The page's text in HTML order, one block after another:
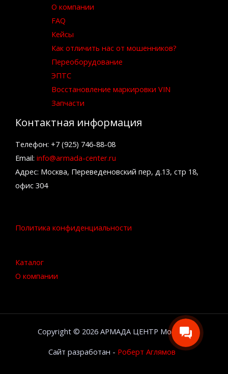
О компании
FAQ
Кейсы
Как отличить нас от мошенников?
Переоборудование
ЭПТС
Восстановление маркировки VIN
Запчасти
Контактная информация
Телефон: +7 (925) 746-88-08
Email: info@armada-center.ru
Адрес: Москва, Переведеновский пер, д.13, стр 18,
офис 304
Политика конфиденциальности
Каталог
О компании
Copyright © 2026 АРМАДА ЦЕНТР Москва
Сайт разработан - Роберт Аглямов